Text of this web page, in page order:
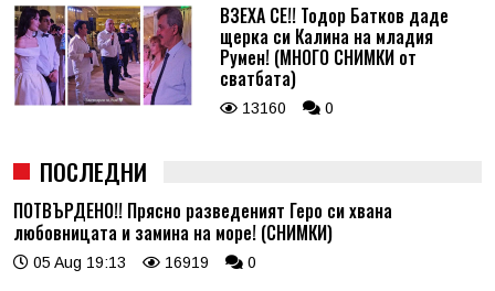
ВЗЕХА СЕ!! Тодор Батков даде
щерка си Калина на младия
Румен! (МНОГО СНИМКИ от
сватбата)
13160 0
ПОСЛЕДНИ
ПОТВЪРДЕНО!! Прясно разведеният Геро си хвана
любовницата и замина на море! (СНИМКИ)
05 Aug 19:13 16919 0